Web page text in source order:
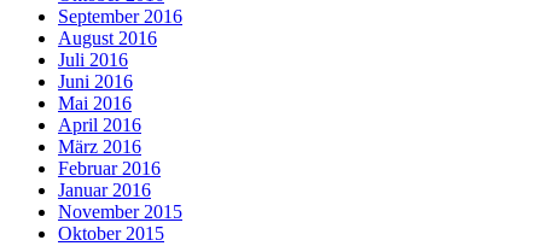
September 2016
August 2016
Juli 2016
Juni 2016
Mai 2016
April 2016
März 2016
Februar 2016
Januar 2016
November 2015
Oktober 2015